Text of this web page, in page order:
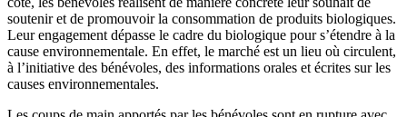
soutenir et de promouvoir la consommation de produits biologiques.
Leur engagement dépasse le cadre du biologique pour s’étendre à la
cause environnementale. En effet, le marché est un lieu où circulent,
à l’initiative des bénévoles, des informations orales et écrites sur les
causes environnementales.